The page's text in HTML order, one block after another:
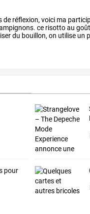
de réflexion, voici ma
ce risottoau goût
du bouillon, on utilise un
pour